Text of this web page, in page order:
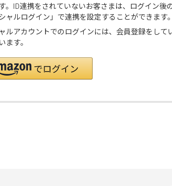
。ID連携をされていないお客さまは、ログイン後
ャルログイン」で連携を設定することができます。
ルアカウントでのログインには、会員登録をして
ます。